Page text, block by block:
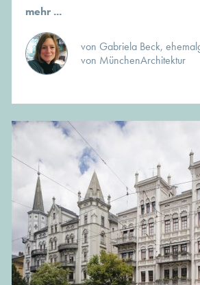
mehr ...
von Gabriela Beck,
von MünchenArchitektur